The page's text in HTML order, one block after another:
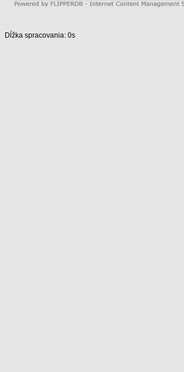
Dĺžka spracovania: 0s